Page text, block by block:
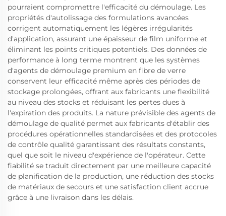
pourraient compromettre l'efficacité du démoulage. Les
propriétés d'autolissage des formulations avancées
corrigent automatiquement les légères irrégularités
d'application, assurant une épaisseur de film uniforme et
éliminant les points critiques potentiels. Des données de
performance à long terme montrent que les systèmes
d'agents de démoulage premium en fibre de verre
conservent leur efficacité même après des périodes de
stockage prolongées, offrant aux fabricants une flexibilité
au niveau des stocks et réduisant les pertes dues à
l'expiration des produits. La nature prévisible des agents de
démoulage de qualité permet aux fabricants d'établir des
procédures opérationnelles standardisées et des protocoles
de contrôle qualité garantissant des résultats constants,
quel que soit le niveau d'expérience de l'opérateur. Cette
fiabilité se traduit directement par une meilleure capacité
de planification de la production, une réduction des stocks
de matériaux de secours et une satisfaction client accrue
grâce à une livraison dans les délais.